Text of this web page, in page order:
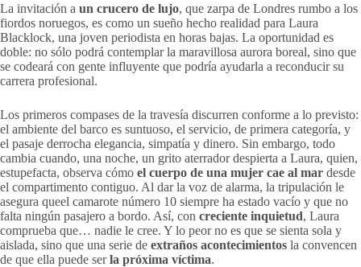
La invitación a un crucero de lujo, que zarpa de Londres rumbo a los
fiordos noruegos, es como un sueño hecho realidad para Laura
Blacklock, una joven periodista en horas bajas. La oportunidad es
doble: no sólo podrá contemplar la maravillosa aurora boreal, sino que
se codeará con gente influyente que podría ayudarla a reconducir su
carrera profesional.
Los primeros compases de la travesía discurren conforme a lo previsto:
el ambiente del barco es suntuoso, el servicio, de primera categoría, y
el pasaje derrocha elegancia, simpatía y dinero. Sin embargo, todo
cambia cuando, una noche, un grito aterrador despierta a Laura, quien,
estupefacta, observa cómo el cuerpo de una mujer cae al mar desde
el compartimento contiguo. Al dar la voz de alarma, la tripulación le
asegura queel camarote número 10 siempre ha estado vacío y que no
falta ningún pasajero a bordo. Así, con creciente inquietud, Laura
comprueba que… nadie le cree. Y lo peor no es que se sienta sola y
aislada, sino que una serie de extraños acontecimientos la convencen
de que ella puede serla próxima víctima.